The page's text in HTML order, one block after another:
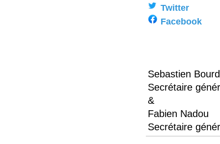
Twitter
Facebook
Sebastien
Secrétaire
&
Fabien Nadou
Secrétaire